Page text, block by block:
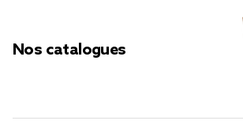
Nos catalogues